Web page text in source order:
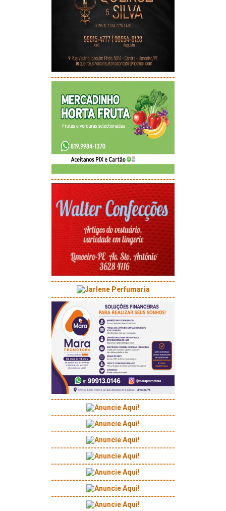
-----------------------------------------
-----------------------------------------
-----------------------------------------
-----------------------------------------
-----------------------------------------
-----------------------------------------
-----------------------------------------
-----------------------------------------
-----------------------------------------
-----------------------------------------
-----------------------------------------